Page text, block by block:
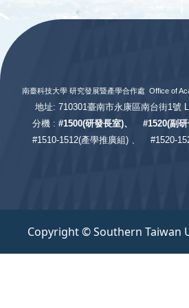
:::
南臺科技大學 研究發展暨產學合作處 Office of
地址: 710301臺南市永康區南台街1
分機 : #1500(研發長室)、 #1520(副
#1510-1512(產學推廣組) 、 #1520-
Copyright © Southern Taiwan